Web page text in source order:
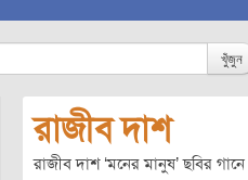
খুঁজুন
রাজীব দাশ
রাজীব দাশ ‘মনের মানুষ’ ছবির